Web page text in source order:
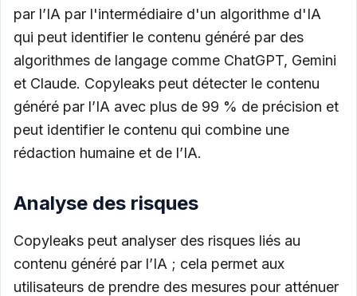
par l’IA par l'intermédiaire d'un algorithme d'IA
qui peut identifier le contenu généré par des
algorithmes de langage comme ChatGPT, Gemini
et Claude. Copyleaks peut détecter le contenu
généré par l’IA avec plus de 99 % de précision et
peut identifier le contenu qui combine une
rédaction humaine et de l’IA.
Analyse des risques
Copyleaks peut analyser des risques liés au
contenu généré par l’IA ; cela permet aux
utilisateurs de prendre des mesures pour atténuer